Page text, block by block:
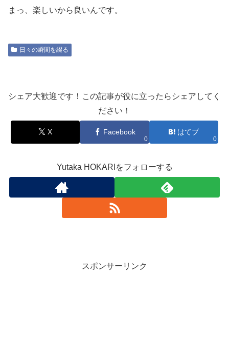
まっ、楽しいから良いんです。
日々の瞬間を綴る
シェア大歓迎です！この記事が役に立ったらシェアしてく
ださい！
X Facebook
0
はてブ
0
Yutaka HOKARIをフォローする
スポンサーリンク